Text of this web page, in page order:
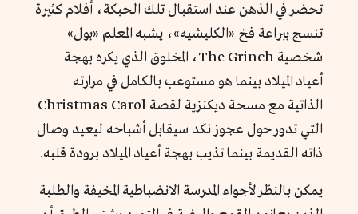
تحضر في الذهن عند استقبال تلك الحبكة، أفلام كثيرة
تنسج ببراعة فخ «الكليشيه»، يشبه المعلم «بول»
شخصية The Grinch، المخلوق الذي يكره بهجة
أعياد الميلاد بينما هو مستوعب بالكامل في مرارته
الذاتية مع مسحة ديكنزية لقصة Christmas Carol
التي تدور حول عجوز نكد سيقابل أشباحه ليعيد وصال
ذاته القديمة بينما تذيب بهجة أعياد الميلاد برودة قلبه.
يمكن بالنظر لأجواء المدرسة الانضباطية المخيفة والطلبة